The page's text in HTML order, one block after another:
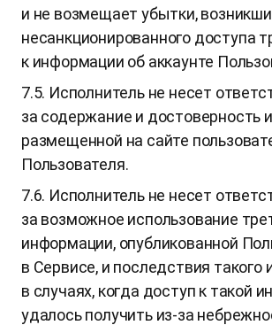
и не возмещает убытки,
несанкционированного доступа
к информации об аккаунте
7.5. Исполнитель не несет
за содержание и достоверность
размещенной на сайте
Пользователя.
7.6. Исполнитель не несет
за возможное использование
информации, опубликованной
в Сервисе, и последствия такого
в случаях, когда доступ к такой
удалось получить из-за